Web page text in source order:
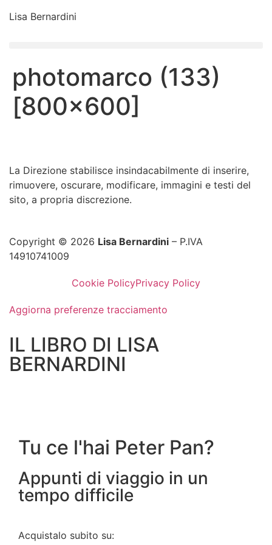
Lisa Bernardini
photomarco (133)
[800×600]
La Direzione stabilisce insindacabilmente di inserire,
rimuovere, oscurare, modificare, immagini e testi del
sito, a propria discrezione.
Copyright © 2026 Lisa Bernardini – P.IVA
14910741009
Cookie PolicyPrivacy Policy
Aggiorna preferenze tracciamento
IL LIBRO DI LISA
BERNARDINI
Tu ce l'hai Peter Pan?
Appunti di viaggio in un
tempo difficile
Acquistalo subito su: